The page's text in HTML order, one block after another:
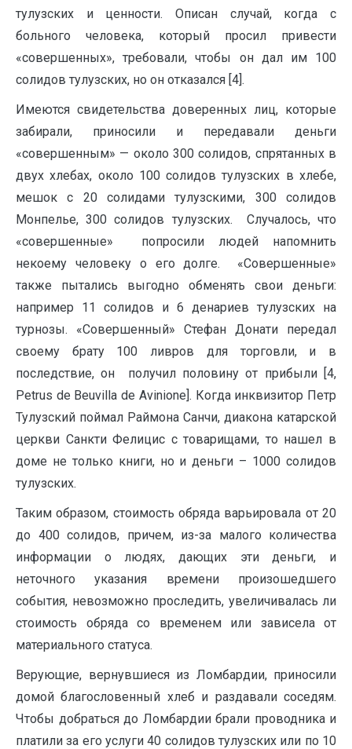
тулузских и ценности. Описан случай, когда с
больного человека, который просил привести
«совершенных», требовали, чтобы он дал им 100
солидов тулузских, но он отказался [4].
Имеются свидетельства доверенных лиц, которые
забирали, приносили и передавали деньги
«совершенным» — около 300 солидов, спрятанных в
двух хлебах, около 100 солидов тулузских в хлебе,
мешок с 20 солидами тулузскими, 300 солидов
Монпелье, 300 солидов тулузских. Случалось, что
«совершенные» попросили людей напомнить
некоему человеку о его долге. «Совершенные»
также пытались выгодно обменять свои деньги:
например 11 солидов и 6 денариев тулузских на
турнозы. «Совершенный» Стефан Донати передал
своему брату 100 ливров для торговли, и в
последствие, он получил половину от прибыли [4,
Petrus de Beuvilla de Avinione]. Когда инквизитор Петр
Тулузский поймал Раймона Санчи, диакона катарской
церкви Санкти Фелицис с товарищами, то нашел в
доме не только книги, но и деньги – 1000 солидов
тулузских.
Таким образом, стоимость обряда варьировала от 20
до 400 солидов, причем, из-за малого количества
информации о людях, дающих эти деньги, и
неточного указания времени произошедшего
события, невозможно проследить, увеличивалась ли
стоимость обряда со временем или зависела от
материального статуса.
Верующие, вернувшиеся из Ломбардии, приносили
домой благословенный хлеб и раздавали соседям.
Чтобы добраться до Ломбардии брали проводника и
платили за его услуги 40 солидов тулузских или по 10